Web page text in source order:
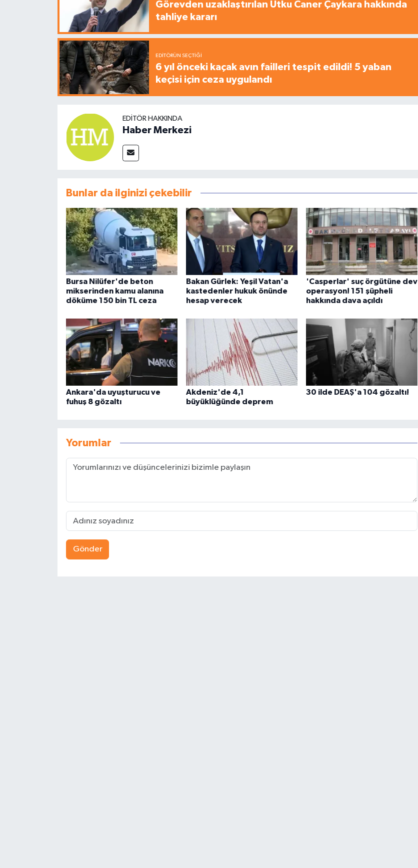
Görevden uzaklaştırılan Utku Caner Çaykara hakkında
tahliye kararı
EDITÖRÜN SEÇTIĞI
6 yıl önceki kaçak avın failleri tespit edildi! 5 yaban
keçisi için ceza uygulandı
EDITÖR HAKKINDA
Haber Merkezi
Bunlar da ilginizi çekebilir
Bursa Nilüfer'de beton
mikserinden kamu alanına
döküme 150 bin TL ceza
Bakan Gürlek: Yeşil Vatan'a
kastedenler hukuk önünde
hesap verecek
'Casperlar' suç örgütüne dev
operasyon! 151 şüpheli
hakkında dava açıldı
Ankara'da uyuşturucu ve
fuhuş 8 gözaltı
Akdeniz'de 4,1
büyüklüğünde deprem
30 ilde DEAŞ'a 104 gözaltı!
Yorumlar
Gönder